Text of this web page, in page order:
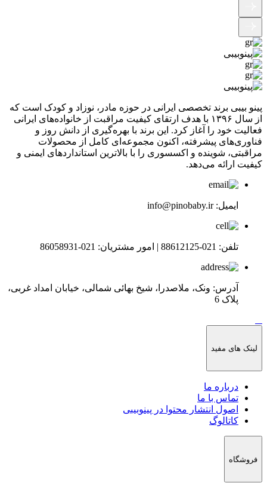
پینو بیبی برند تخصصی ایرانی در حوزه مادر، نوزاد و کودک است که
از سال ۱۳۹۶ با هدف ارتقای کیفیت مراقبت از خانواده‌های ایرانی
فعالیت خود را آغاز کرد. این برند با بهره‌گیری از دانش روز و
فناوری‌های پیشرفته، اکنون مجموعه‌ای کامل از محصولات
مراقبتی، شوینده و اکسسوری را با بالاترین استانداردهای ایمنی و
کیفیت ارائه می‌دهد.
ایمیل: info@pinobaby.ir
تلفن: 021-88612125
| امور مشتریان: 021-86058931
آدرس: ونک، ملاصدرا، شیخ بهائی شمالی، خیابان امداد غربی،
پلاک 6​
لینک های مفید
درباره ما
تماس با ما
اصول انتشار محتوا در پینوبیبی
کاتالوگ
فروشگاه